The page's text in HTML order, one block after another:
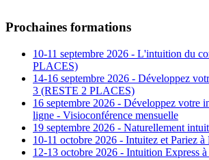
Prochaines formations
10-11 septembre 2026 - L'intuition du
PLACES)
14-16 septembre 2026 - Développez
3 (RESTE 2 PLACES)
16 septembre 2026 - Développez votre
ligne - Visioconférence mensuelle
19 septembre 2026 - Naturellement
10-11 octobre 2026 - Intuitez et Pariez à
12-13 octobre 2026 - Intuition Express